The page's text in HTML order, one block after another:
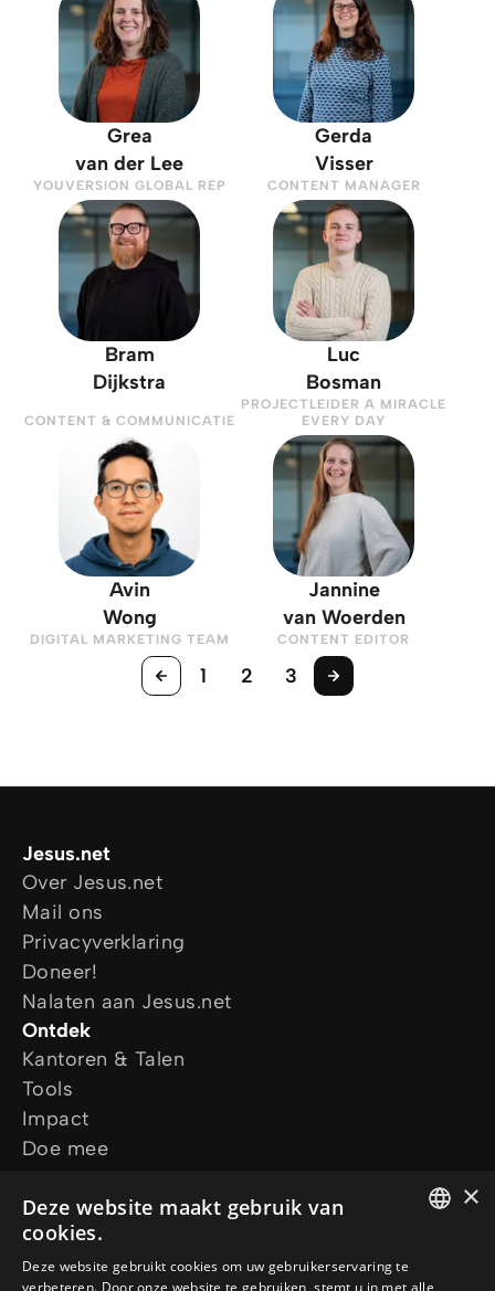
Grea
van der Lee
YOUVERSION GLOBAL REP
Gerda
Visser
CONTENT MANAGER
Bram
Dijkstra
CONTENT & COMMUNICATIE
Luc
Bosman
PROJECTLEIDER A MIRACLE
EVERY DAY
Avin
Wong
DIGITAL MARKETING TEAM
Jannine
van Woerden
CONTENT EDITOR
1 2 3
Jesus.net
Over Jesus.net
Mail ons
Privacyverklaring
Doneer!
Nalaten aan Jesus.net
Ontdek
Kantoren & Talen
Tools
Impact
Doe mee
Vraag ons
Ik wil gebed
Ik heb een vraag
×
Deze website maakt gebruik van
cookies.
Deze website gebruikt cookies om uw gebruikerservaring te
verbeteren. Door onze website te gebruiken, stemt u in met alle